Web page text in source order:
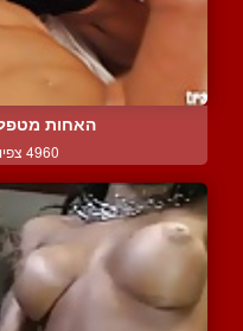
האחות
4960 צפיות